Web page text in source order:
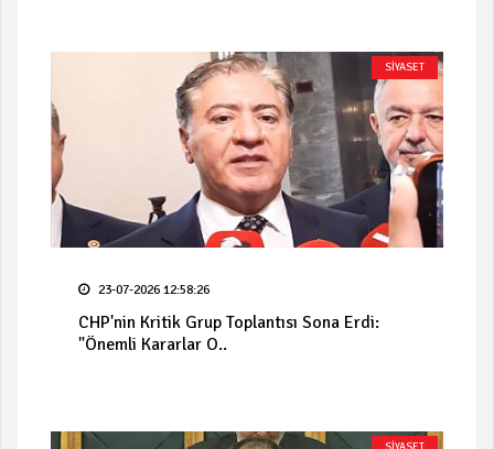
SİYASET
23-07-2026 12:58:26
CHP'nin Kritik Grup Toplantısı Sona Erdi:
"Önemli Kararlar O..